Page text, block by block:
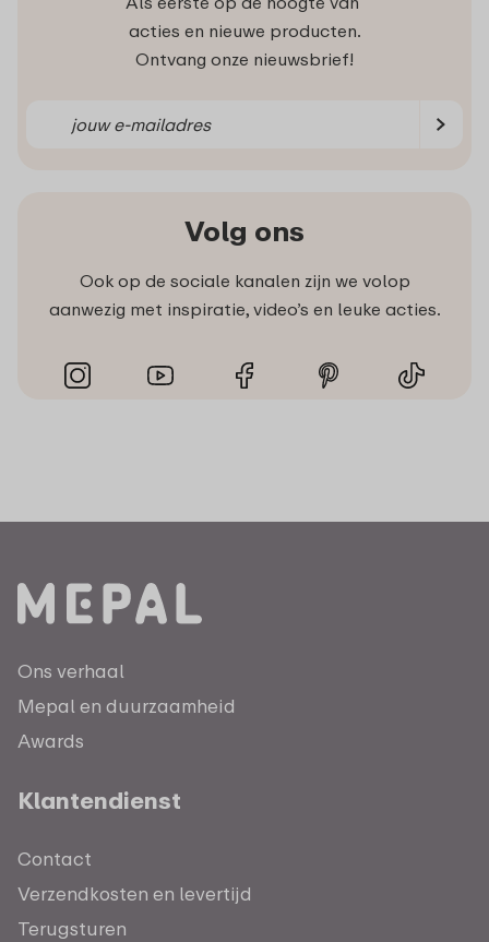
acties en nieuwe producten.
Ontvang onze nieuwsbrief!
Volg ons
Ook op de sociale kanalen zijn we volop
aanwezig met inspiratie, video’s en leuke acties.
Ons verhaal
Mepal en duurzaamheid
Awards
Klantendienst
Contact
Verzendkosten en levertijd
Terugsturen